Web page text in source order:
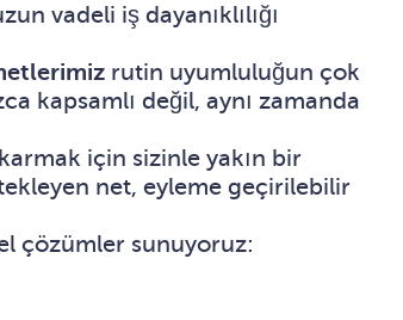
vadeli iş dayanıklılığı
rutin uyumluluğun çok
kapsamlı değil, aynı zamanda
için sizinle yakın bir
net, eyleme geçirilebilir
çözümler sunuyoruz: